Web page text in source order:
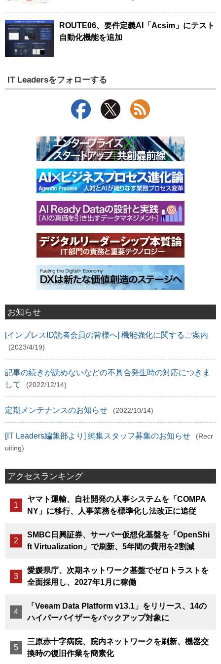
ROUTE06、要件定義AI「Acsim」にテスト
自動化機能を追加
IT Leadersをフォローする
お知らせ
[インプレスID読者会員の皆様へ] 機能強化に関するご案内
(2023/4/19)
記事の続きが読めないなどの不具合発生時の対応につきま
して
(2022/12/14)
定期メンテナンスのお知らせ (2022/10/14)
[IT Leaders編集部より] 編集スタッフ募集のお知らせ
(Recr
uiting)
アクセスランキング
ヤマト運輸、自社開発の人事システムを「COMPA
NY」に移行、人事業務を標準化し法改正に追従
SMBC日興証券、サーバー仮想化基盤を「OpenShi
ft Virtualization」で刷新、5年間の費用を2割減
愛媛県庁、次期ネットワーク基盤でゼロトラストを
全面採用し、2027年1月に稼働
「Veeam Data Platform v13.1」をリリース、14の
ハイパーバイザーをバックアップ対象に
三原赤十字病院、院内ネットワークを刷新、機器交
換時の復旧作業を簡素化